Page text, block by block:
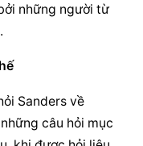
những người từ
Sanders về
câu hỏi mục